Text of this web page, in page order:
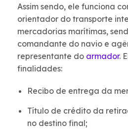
Assim sendo, ele funciona
orientador do transporte
mercadorias marítimas,
comandante do navio e
representante do armador.
finalidades:
Recibo de entrega da
Título de crédito da
no destino final;